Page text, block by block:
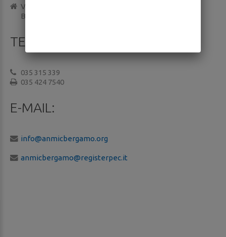
Via Autostrada, 3
Bergamo 24126
TELEFONI:
035 315 339
035 424 7540
E-MAIL:
info@anmicbergamo.org
anmicbergamo@registerpec.it